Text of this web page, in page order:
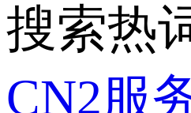
搜索热
CN2服